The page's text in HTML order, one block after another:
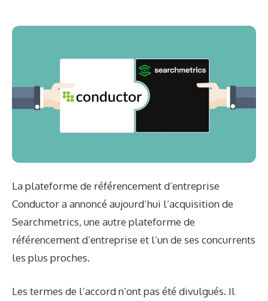
La plateforme de référencement d’entreprise
Conductor a annoncé aujourd’hui l’acquisition de
Searchmetrics, une autre plateforme de
référencement d’entreprise et l’un de ses concurrents
les plus proches.
Les termes de l’accord n’ont pas été divulgués. Il